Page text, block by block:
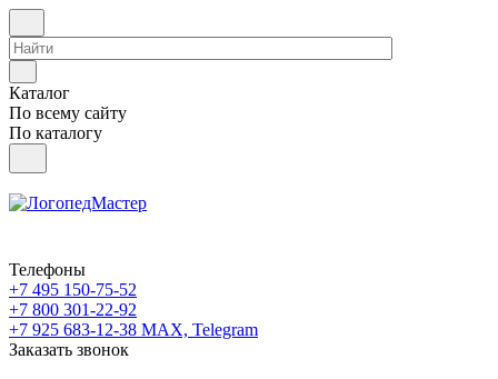
Каталог
По всему сайту
По каталогу
Телефоны
+7 495 150-75-52
+7 800 301-22-92
+7 925 683-12-38 MAX, Telegram
Заказать звонок